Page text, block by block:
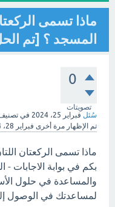
ماذا تسمى
المسجد ؟ [تم
0
تصويتات
سُئل فبراير 25، 2024 في
تم الإظهار مرة أخرى فبراير 28، 2024
ماذا تسمى الركعتان
بكم في بوابة الاجابات -
والمساعدة في حلول
لمساعدتك في الوصول